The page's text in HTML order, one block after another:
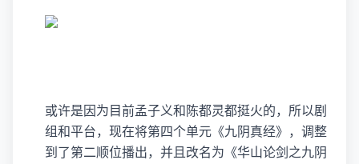
或许是因为目前孟子义和陈都灵都挺火的，所以剧
组和平台，现在将第四个单元《九阴真经》，调整
到了第二顺位播出，并且改名为《华山论剑之九阴